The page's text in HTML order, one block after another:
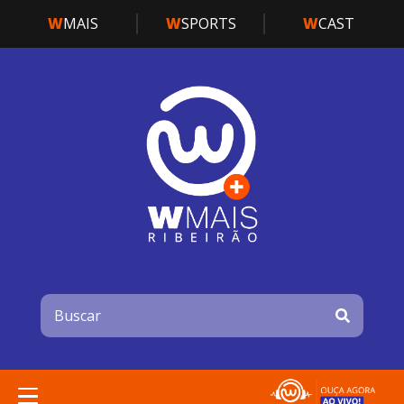
WMAIS WSPORTS WCAST